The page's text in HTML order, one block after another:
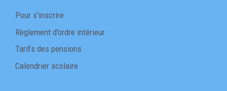
Pour s'inscrire
Règlement d'ordre intérieur
Tarifs des pensions
Calendrier scolaire